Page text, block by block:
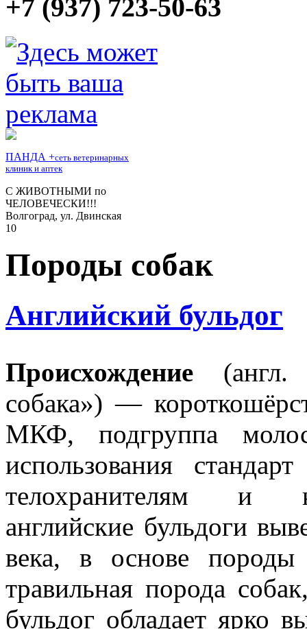
+7 (937) 723-50-63
Породы собак
Английский бульдог
Происхождение (англ.
собака») —
МКФ, подгруппа
использования
телохранителям и
английские бульдоги
века, в основе породы
травильная порода
бульдог обладает ярко